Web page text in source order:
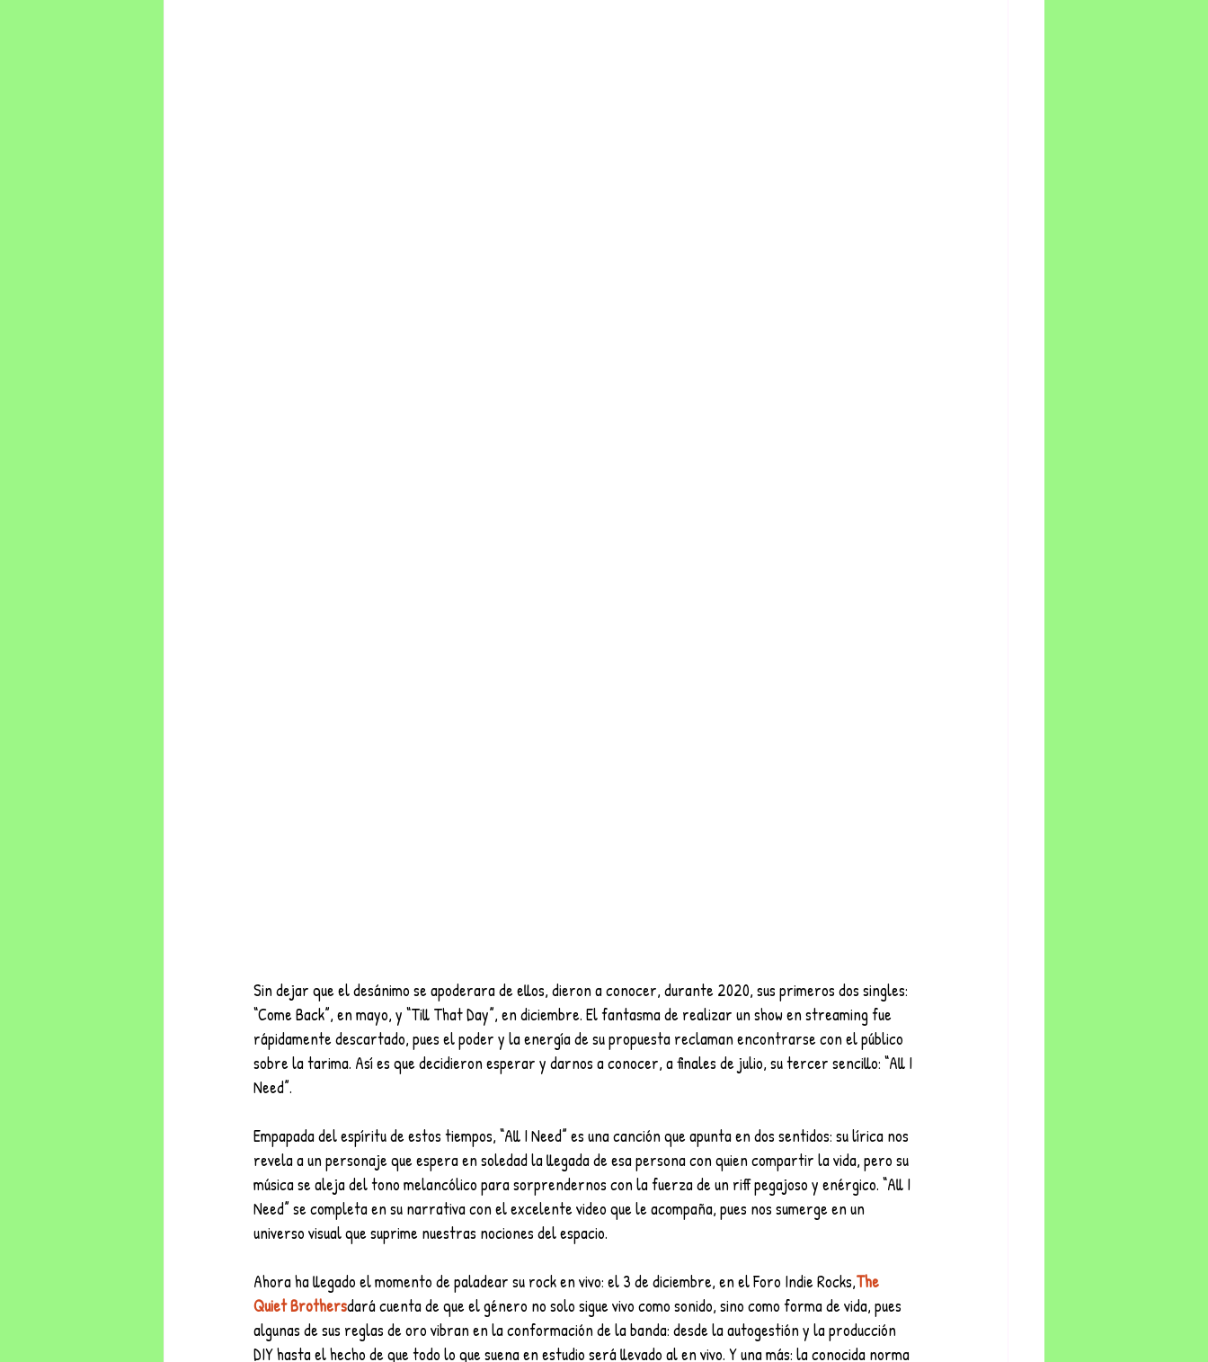
Sin dejar que el desánimo se apoderara de ellos, dieron a conocer, durante 2020, sus primeros dos singles:
“Come Back”, en mayo, y “Till That Day”, en diciembre. El fantasma de realizar un show en streaming fue
rápidamente descartado, pues el poder y la energía de su propuesta reclaman encontrarse con el público
sobre la tarima. Así es que decidieron esperar y darnos a conocer, a finales de julio, su tercer sencillo: “All I
Need”.
Empapada del espíritu de estos tiempos, “All I Need” es una canción que apunta en dos sentidos: su lírica nos
revela a un personaje que espera en soledad la llegada de esa persona con quien compartir la vida, pero su
música se aleja del tono melancólico para sorprendernos con la fuerza de un riff pegajoso y enérgico. “All I
Need” se completa en su narrativa con el excelente video que le acompaña, pues nos sumerge en un
universo visual que suprime nuestras nociones del espacio.
Ahora ha llegado el momento de paladear su rock en vivo: el 3 de diciembre, en el Foro Indie Rocks,The
Quiet Brothersdará cuenta de que el género no solo sigue vivo como sonido, sino como forma de vida, pues
algunas de sus reglas de oro vibran en la conformación de la banda: desde la autogestión y la producción
DIY hasta el hecho de que todo lo que suena en estudio será llevado al en vivo. Y una más: la conocida norma